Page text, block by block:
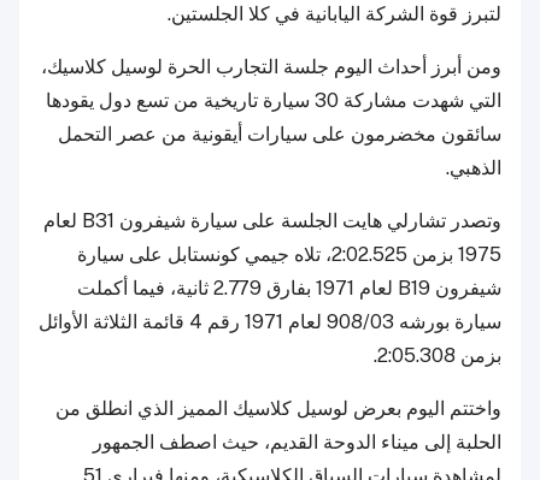
لتبرز قوة الشركة اليابانية في كلا الجلستين.
ومن أبرز أحداث اليوم جلسة التجارب الحرة لوسيل كلاسيك،
التي شهدت مشاركة 30 سيارة تاريخية من تسع دول يقودها
سائقون مخضرمون على سيارات أيقونية من عصر التحمل
الذهبي.
وتصدر تشارلي هايت الجلسة على سيارة شيفرون B31 لعام
1975 بزمن 2:02.525، تلاه جيمي كونستابل على سيارة
شيفرون B19 لعام 1971 بفارق 2.779 ثانية، فيما أكملت
سيارة بورشه 908/03 لعام 1971 رقم 4 قائمة الثلاثة الأوائل
بزمن 2:05.308.
واختتم اليوم بعرض لوسيل كلاسيك المميز الذي انطلق من
الحلبة إلى ميناء الدوحة القديم، حيث اصطف الجمهور
لمشاهدة سيارات السباق الكلاسيكية، ومنها فيراري 51